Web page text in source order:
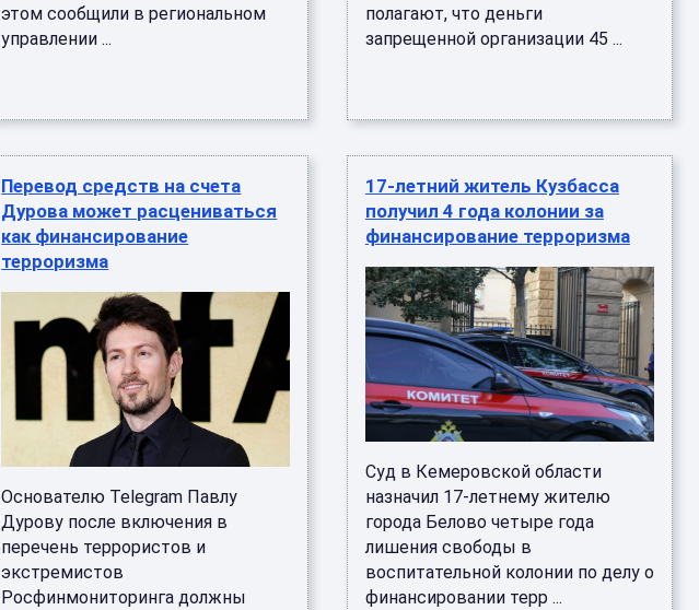
этом сообщили в региональном
управлении ...
полагают, что деньги
запрещенной организации 45 ...
Перевод средств на счета
Дурова может расцениваться
как финансирование
терроризма
Основателю Telegram Павлу
Дурову после включения в
перечень террористов и
экстремистов
Росфинмониторинга должны
17-летний житель Кузбасса
получил 4 года колонии за
финансирование терроризма
Суд в Кемеровской области
назначил 17-летнему жителю
города Белово четыре года
лишения свободы в
воспитательной колонии по делу о
финансировании терр ...